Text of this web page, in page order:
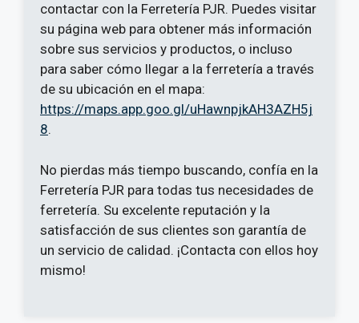
contactar con la Ferretería PJR. Puedes visitar
su página web para obtener más información
sobre sus servicios y productos, o incluso
para saber cómo llegar a la ferretería a través
de su ubicación en el mapa:
https://maps.app.goo.gl/uHawnpjkAH3AZH5j
8.
No pierdas más tiempo buscando, confía en la
Ferretería PJR para todas tus necesidades de
ferretería. Su excelente reputación y la
satisfacción de sus clientes son garantía de
un servicio de calidad. ¡Contacta con ellos hoy
mismo!